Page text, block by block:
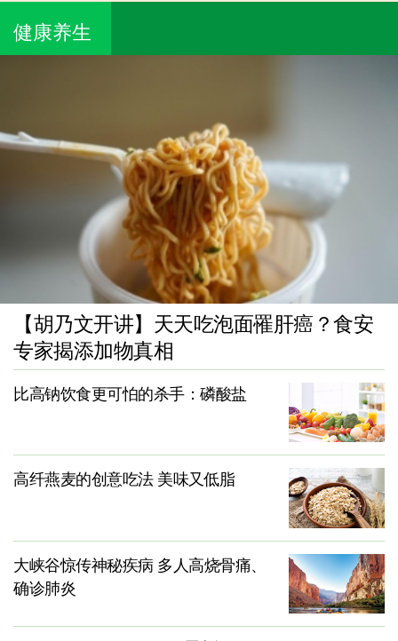
健康养生
【胡乃文开讲】天天吃泡面罹肝癌？食安
专家揭添加物真相
比高钠饮食更可怕的杀手：磷酸盐
高纤燕麦的创意吃法 美味又低脂
大峡谷惊传神秘疾病 多人高烧骨痛、
确诊肺炎